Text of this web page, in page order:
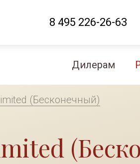
8 495 226-26-63
Дилерам
(Бесконечный)